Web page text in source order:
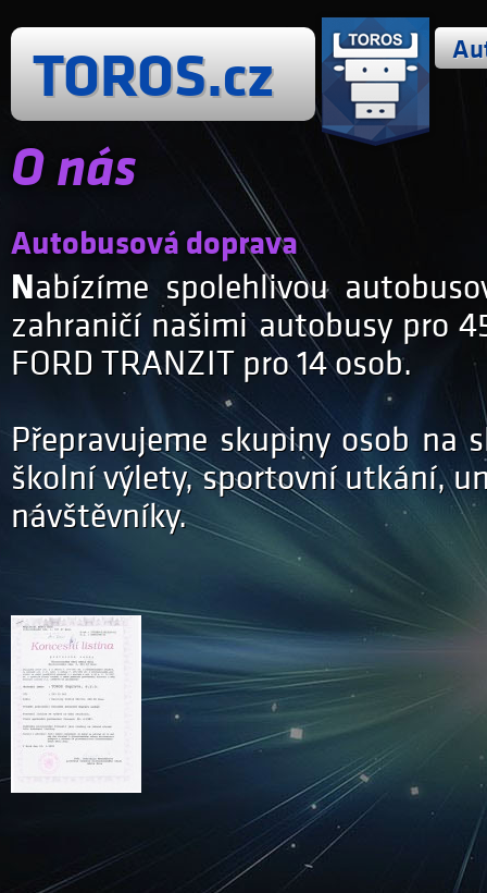
TOROS.cz
O nás
Autobusová doprava
Nabízíme spolehlivou autobusovou dopravu v tuzemsku i
zahraničí našimi autobusy pro
FORD TRANZIT pro 14 osob.
Přepravujeme skupiny osob na
školní výlety, sportovní utkání,
návštěvníky.